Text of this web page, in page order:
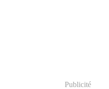
Publicité